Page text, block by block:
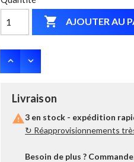
 AJOUTER AU
Livraison
3 en stock - expédition
↻ Réapprovisionnements
Besoin de plus ?